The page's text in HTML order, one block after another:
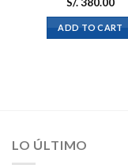
S/.380.00
ADD TO CART
LO ÚLTIMO